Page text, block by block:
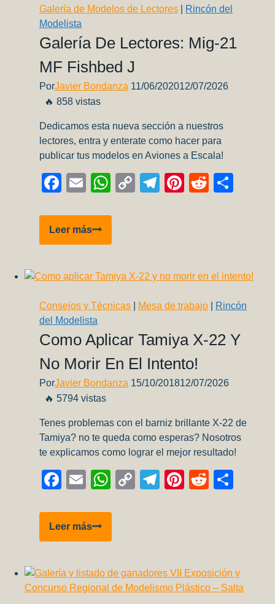
Sur
21)
Galería de Modelos de Lectores
Rincón del
Modelista
Galería De Lectores: Mig-21
MF Fishbed J
PorJavier Bondanza 11/06/202012/07/2026
🔥 858 vistas
Dedicamos esta nueva sección a nuestros
lectores, entra y enterate como hacer para
publicar tus modelos en Aviones a Escala!
Facebook
EmailWhatsApp
CopyTelegram
Pinterest
Reddit
Leer másGalería
de
Mig-
MF
Fishbed
J
Consejos y Técnicas Mesa de trabajo
Rincón
del Modelista
Como Aplicar Tamiya X-22 Y
No Morir En El Intento!
PorJavier Bondanza 15/10/201812/07/2026
🔥 5794 vistas
Tenes problemas con el barniz brillante X-22 de
Tamiya? no te queda como esperas? Nosotros
te explicamos como lograr el mejor resultado!
Facebook
EmailWhatsApp
CopyTelegram
Pinterest
Reddit
Leer másComo
aplicar
X-
22